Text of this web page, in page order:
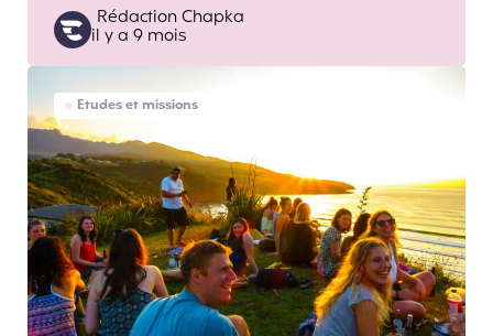
Posted
by
Rédaction Chapka
il y a 9 mois
Etudes et missions